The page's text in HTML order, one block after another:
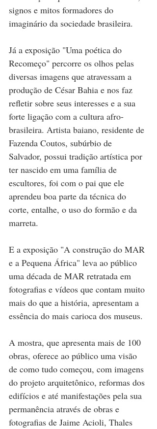
signos e mitos formadores do
imaginário da sociedade brasileira.
Já a exposição "Uma poética do
Recomeço" percorre os olhos pelas
diversas imagens que atravessam a
produção de César Bahia e nos faz
refletir sobre seus interesses e a sua
forte ligação com a cultura afro-
brasileira. Artista baiano, residente de
Fazenda Coutos, subúrbio de
Salvador, possui tradição artística por
ter nascido em uma família de
escultores, foi com o pai que ele
aprendeu boa parte da técnica do
corte, entalhe, o uso do formão e da
marreta.
E a exposição "A construção do MAR
e a Pequena África" leva ao público
uma década de MAR retratada em
fotografias e vídeos que contam muito
mais do que a história, apresentam a
essência do mais carioca dos museus.
A mostra, que apresenta mais de 100
obras, oferece ao público uma visão
de como tudo começou, com imagens
do projeto arquitetônico, reformas dos
edifícios e até manifestações pela sua
permanência através de obras e
fotografias de Jaime Acioli, Thales